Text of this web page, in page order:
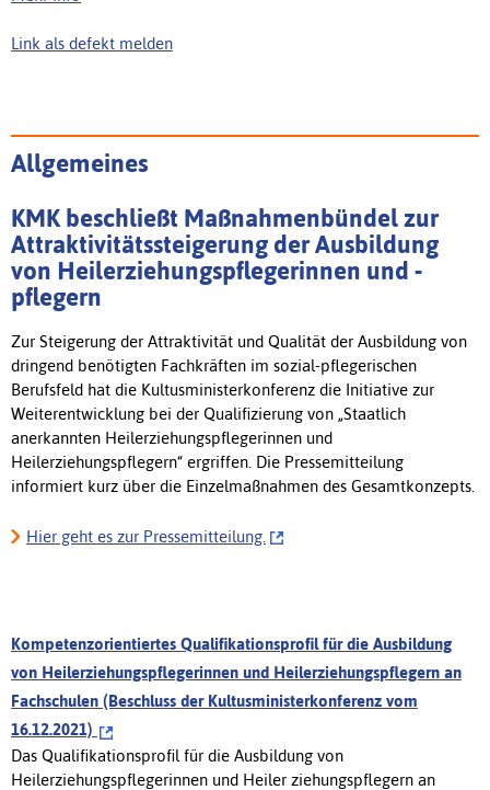
Link als defekt melden
Allgemeines
KMK beschließt Maßnahmenbündel zur
Attraktivitätssteigerung der Ausbildung
von Heilerziehungspflegerinnen und -
pflegern
Zur Steigerung der Attraktivität und Qualität der Ausbildung von
dringend benötigten Fachkräften im sozial-pflegerischen
Berufsfeld hat die Kultusministerkonferenz die Initiative zur
Weiterentwicklung bei der Qualifizierung von „Staatlich
anerkannten Heilerziehungspflegerinnen und
Heilerziehungspflegern“ ergriffen. Die Pressemitteilung
informiert kurz über die Einzelmaßnahmen des Gesamtkonzepts.
Hier geht es zur Pressemitteilung.
Kompetenzorientiertes Qualifikationsprofil für die Ausbildung
von Heilerziehungspflegerinnen und Heilerziehungspflegern an
Fachschulen (Beschluss der Kultusministerkonferenz vom
16.12.2021)
Das Qualifikationsprofil für die Ausbildung von
Heilerziehungspflegerinnen und Heiler ziehungspflegern an